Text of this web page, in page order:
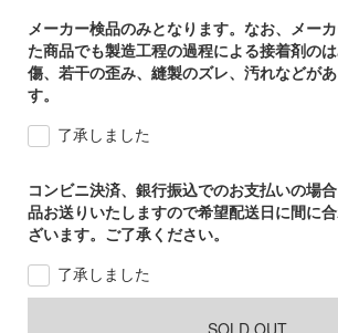
メーカー検品のみとなります。なお、メー
た商品でも製造工程の過程による接着剤の
傷、若干の歪み、縫製のズレ、汚れなどが
す。
了承しました
コンビニ決済、銀行振込でのお支払いの場
品お送りいたしますので希望配送日に間に
ざいます。ご了承ください。
了承しました
SOLD OUT